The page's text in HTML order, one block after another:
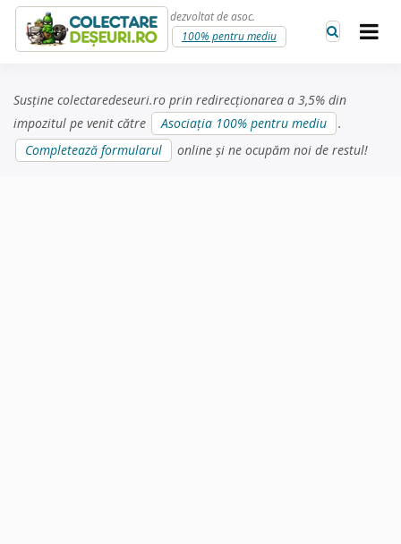
Skip to content
dezvoltat de asoc.
100% pentru mediu
Susține colectaredeseuri.ro prin redirecționarea a 3,5% din
impozitul pe venit către
Asociația 100% pentru mediu
.
Completează formularul
online și ne ocupăm noi de restul!